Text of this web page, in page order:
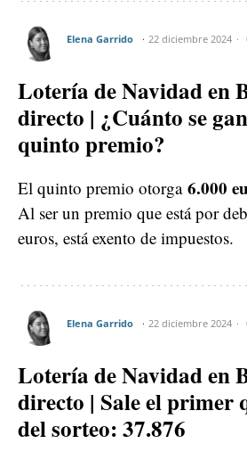
Elena Garrido 22 diciembre 2024
Lotería de Navidad en
directo | ¿Cuánto se
quinto premio?
El quinto premio otorga 6.000
Al ser un premio que está por
euros, está exento de impuestos.
Elena Garrido 22 diciembre 2024
Lotería de Navidad en
directo | Sale el primer
del sorteo: 37.876